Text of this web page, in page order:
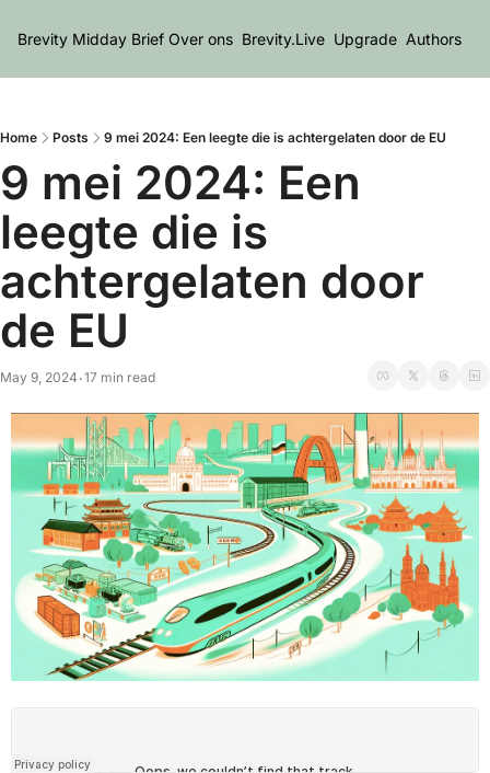
Brevity Midday Brief Over ons Brevity.Live Upgrade Authors
Home Posts 9 mei 2024: Een leegte die is achtergelaten door de EU
9 mei 2024: Een
leegte die is
achtergelaten door
de EU
May 9, 2024 •17 min read